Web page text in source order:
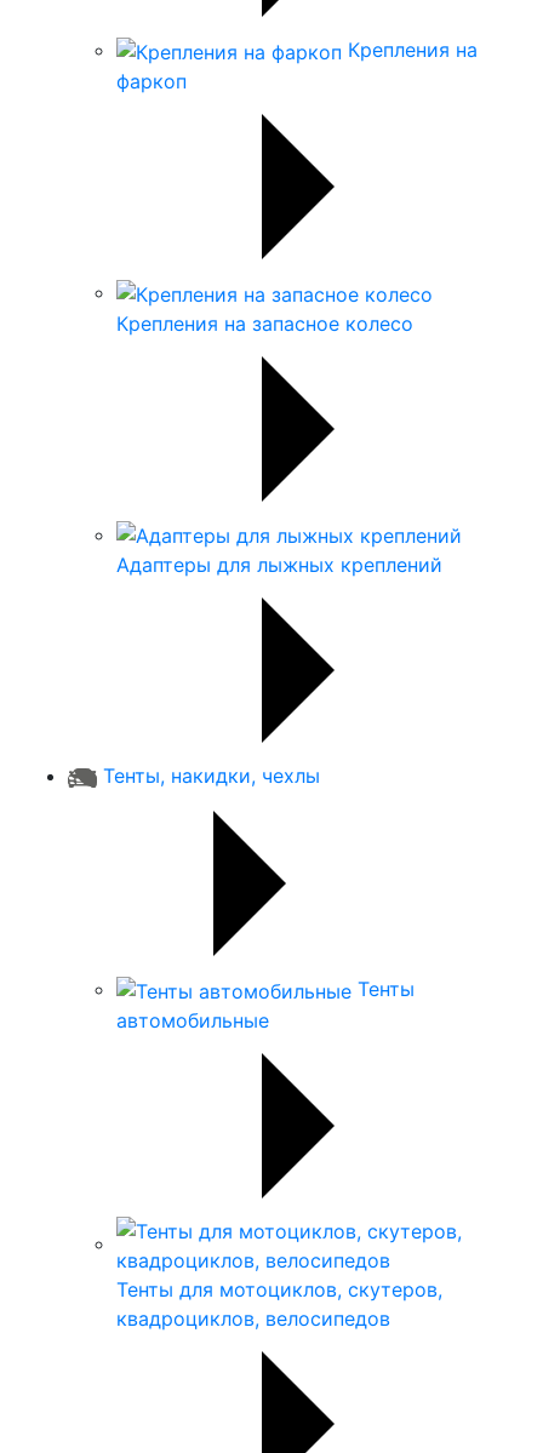
Крепления на
фаркоп
Крепления на запасное колесо
Адаптеры для лыжных креплений
Тенты, накидки, чехлы
Тенты
автомобильные
Тенты для мотоциклов, скутеров,
квадроциклов, велосипедов